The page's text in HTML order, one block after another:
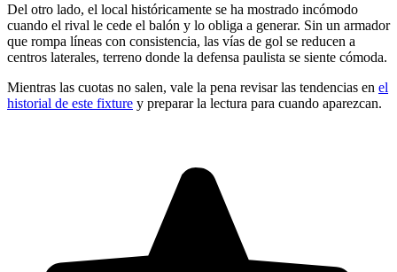
Del otro lado, el local históricamente se ha mostrado incómodo
cuando el rival le cede el balón y lo obliga a generar. Sin un armador
que rompa líneas con consistencia, las vías de gol se reducen a
centros laterales, terreno donde la defensa paulista se siente cómoda.
Mientras las cuotas no salen, vale la pena revisar las tendencias en el
historial de este fixture y preparar la lectura para cuando aparezcan.